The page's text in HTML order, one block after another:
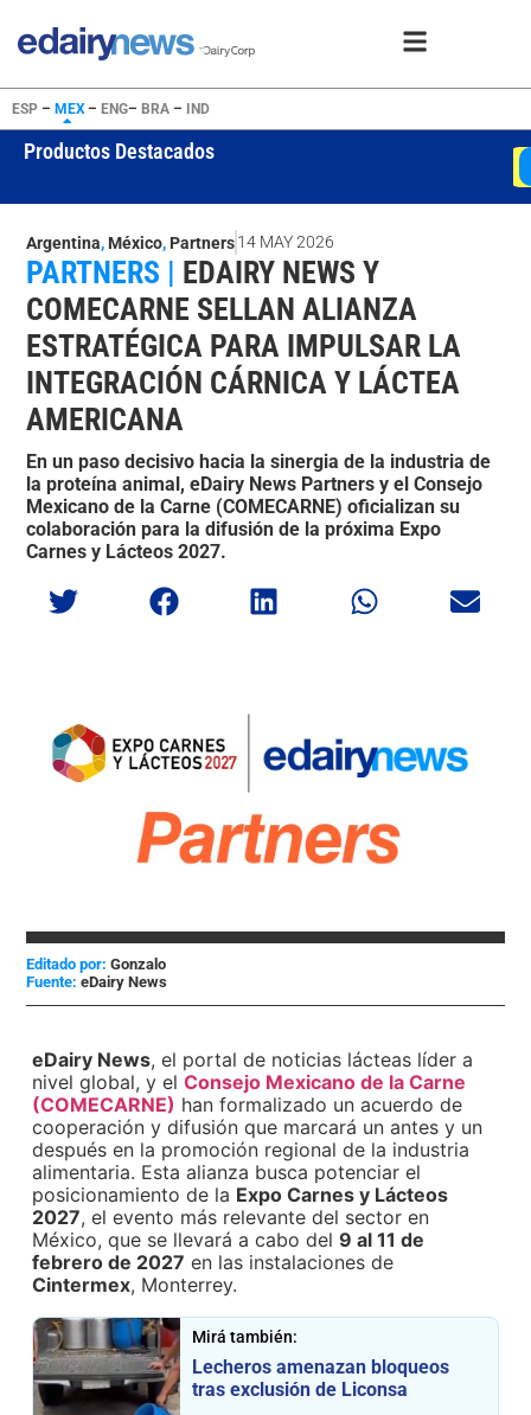
ESP – MEX– ENG– BRA – IND
Productos Destacados
WMPUSD 4050
Argentina, México, Partners14 MAY 2026
PARTNERS | EDAIRY NEWS Y
COMECARNE SELLAN ALIANZA
ESTRATÉGICA PARA IMPULSAR LA
INTEGRACIÓN CÁRNICA Y LÁCTEA
AMERICANA
En un paso decisivo hacia la sinergia de la industria de
la proteína animal, eDairy News Partners y el Consejo
Mexicano de la Carne (COMECARNE) oficializan su
colaboración para la difusión de la próxima Expo
Carnes y Lácteos 2027.
Editado por: Gonzalo
eDairy News
eDairy News, el portal de noticias lácteas líder a
nivel global, y elConsejo Mexicano de la Carne
(COMECARNE) han formalizado un acuerdo de
cooperación y difusión que marcará un antes y un
después en la promoción regional de la industria
alimentaria. Esta alianza busca potenciar el
posicionamiento de la Expo Carnes y Lácteos
2027, el evento más relevante del sector en
México, que se llevará a cabo del9 al 11 de
febrero de 2027 en las instalaciones de
Cintermex, Monterrey.
Mirá también:
Lecheros amenazan bloqueos
tras exclusión de Liconsa